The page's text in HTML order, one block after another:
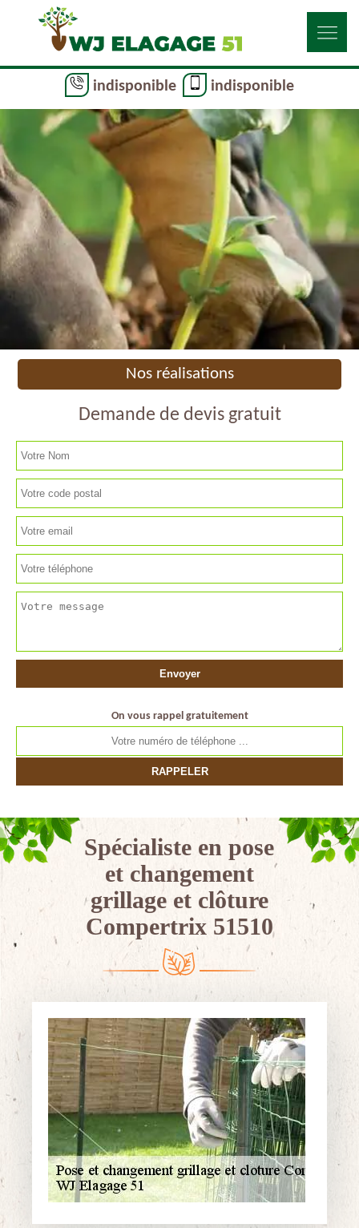
indisponible indisponible
Nos réalisations
Demande de devis gratuit
On vous rappel gratuitement
Spécialiste en pose
et changement
grillage et clôture
Compertrix 51510